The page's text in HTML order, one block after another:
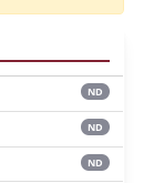
ND
ND
ND